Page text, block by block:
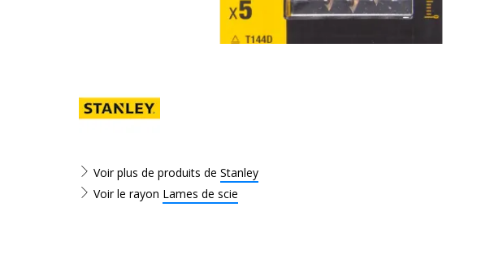
Voir plus de produits de Stanley
Voir le rayon Lames de scie